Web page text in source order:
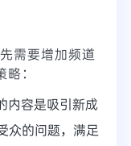
需要增加频道
：
内容是吸引新成
众的问题，满足